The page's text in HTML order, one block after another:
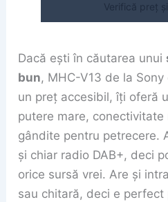
Verifică preț
Dacă ești în căutarea unui
bun, MHC-V13 de la
un preț accesibil, îți oferă
putere mare,
gândite pentru petrecere.
și chiar radio DAB+, deci
orice sursă vrei. Are și
sau chitară, deci e perfect